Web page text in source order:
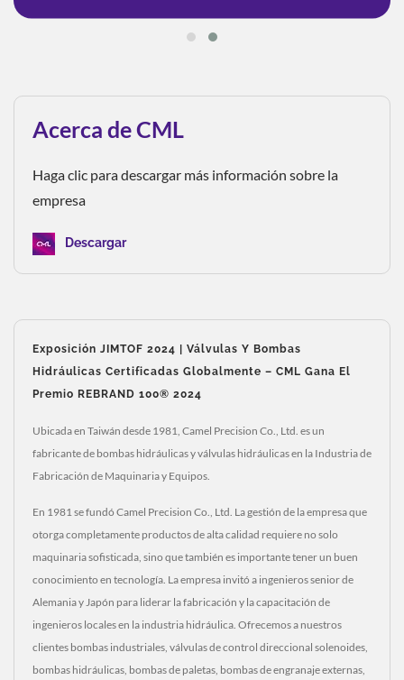
Acerca de CML
Haga clic para descargar más información sobre la
empresa
Descargar
Exposición JIMTOF 2024 | Válvulas Y Bombas
Hidráulicas Certificadas Globalmente – CML Gana El
Premio REBRAND 100® 2024
Ubicada en Taiwán desde 1981, Camel Precision Co., Ltd. es un
fabricante de bombas hidráulicas y válvulas hidráulicas en la Industria de
Fabricación de Maquinaria y Equipos.
En 1981 se fundó Camel Precision Co., Ltd. La gestión de la empresa que
otorga completamente productos de alta calidad requiere no solo
maquinaria sofisticada, sino que también es importante tener un buen
conocimiento en tecnología. La empresa invitó a ingenieros senior de
Alemania y Japón para liderar la fabricación y la capacitación de
ingenieros locales en la industria hidráulica. Ofrecemos a nuestros
clientes bombas industriales, válvulas de control direccional solenoides,
bombas hidráulicas, bombas de paletas, bombas de engranaje externas,